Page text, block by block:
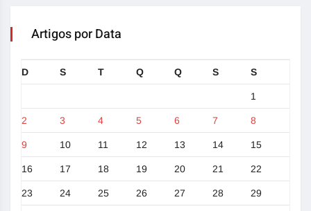
Artigos por Data
D S T Q Q S S
1
2 3 4 5 6 7 8
9 10 11 12 13 14 15
16 17 18 19 20 21 22
23 24 25 26 27 28 29